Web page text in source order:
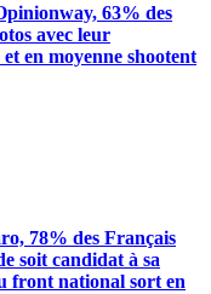
63% des
avec leur
en moyenne shootent
78% des Français
soit candidat à sa
front national sort en